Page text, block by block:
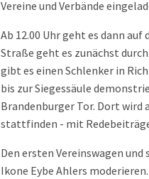
Vereine und Verbände
Ab 12.00 Uhr geht es dann
Straße geht es zunächst
gibt es einen Schlenker in
bis zur Siegessäule
Brandenburger Tor. Dort wird
stattfinden - mit
Den ersten Vereinswagen
Ikone Eybe Ahlers